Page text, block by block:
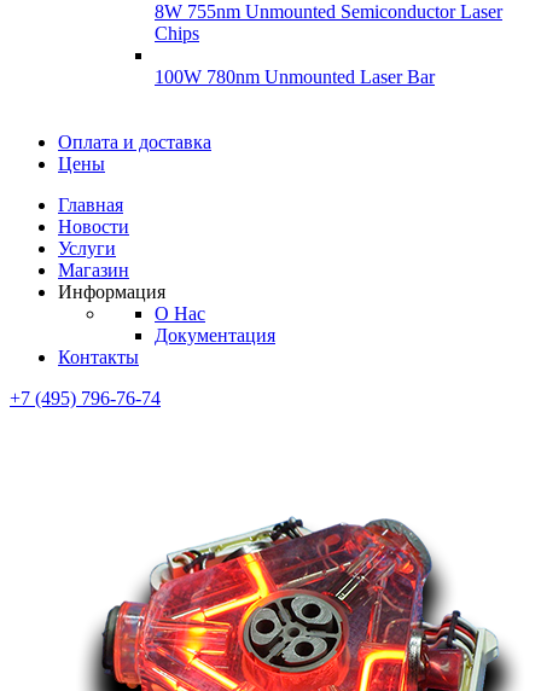
8W 755nm Unmounted Semiconductor Laser
Chips
100W 780nm Unmounted Laser Bar
Оплата и доставка
Цены
Главная
Новости
Услуги
Магазин
Информация
О Нас
Документация
Контакты
+7 (495) 796-76-74